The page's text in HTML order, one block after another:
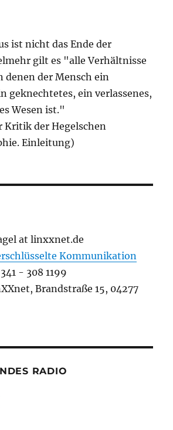
ist nicht das Ende der
gilt es "alle Verhältnisse
denen der Mensch ein
geknechtetes, ein verlassenes,
Wesen ist."
Kritik der Hegelschen
Einleitung)
at linxxnet.de
Kommunikation
- 308 1199
Brandstraße 15, 04277
RADIO